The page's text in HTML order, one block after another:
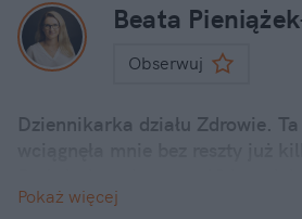
Beata
Obserwuj
Dziennikarka działu Zdrowie.
Agencji Prasowej. Następnie
Pokaż więcej